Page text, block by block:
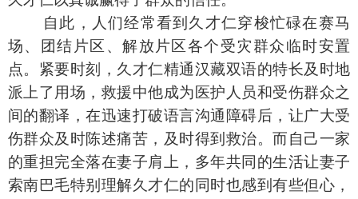
自此，人们经常看到久才仁穿梭忙碌在赛马
场、团结片区、解放片区各个受灾群众临时安置
点。紧要时刻，久才仁精通汉藏双语的特长及时地
派上了用场，救援中他成为医护人员和受伤群众之
间的翻译，在迅速打破语言沟通障碍后，让广大受
伤群众及时陈述痛苦，及时得到救治。而自己一家
的重担完全落在妻子肩上，多年共同的生活让妻子
索南巴毛特别理解久才仁的同时也感到有些但心，